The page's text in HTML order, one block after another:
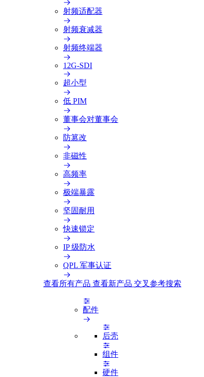
射频适配器
射频衰减器
射频终端器
12G-SDI
超小型
低 PIM
董事会对董事会
防篡改
非磁性
高频率
极端暴露
坚固耐用
快速锁定
IP 级防水
QPL 军事认证
查看所有产品 查看新产品 交叉参考搜索
配件
后壳
组件
硬件